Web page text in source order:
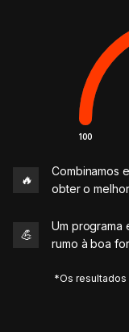
100
🔥
Combinamos
obter o
💪
Um programa
rumo à boa
*Os resultados